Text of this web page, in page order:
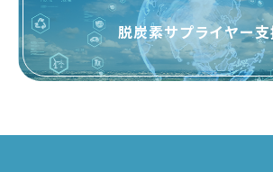
脱炭素サプライヤー